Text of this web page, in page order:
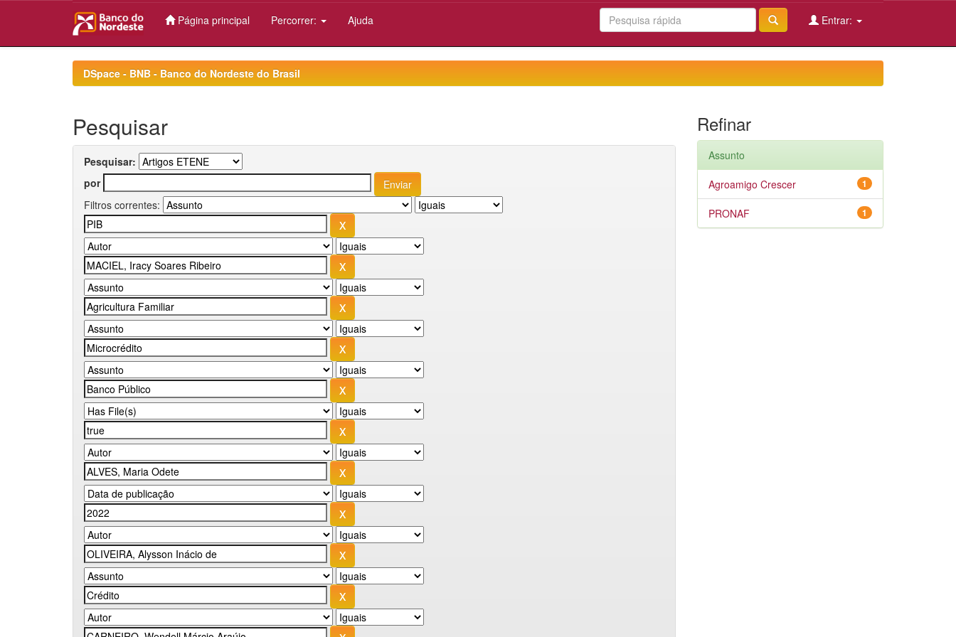
Página principal Percorrer: Ajuda Entrar:
DSpace - BNB - Banco do Nordeste do Brasil
Pesquisar
Pesquisar:
por
Filtros correntes:
Refinar
Assunto
1
Agroamigo Crescer
1
PRONAF